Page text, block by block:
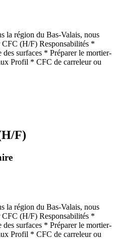
la région du Bas-Valais, nous
CFC (H/F) Responsabilités *
surfaces * Préparer le mortier-
Profil * CFC de carreleur ou
F)
la région du Bas-Valais, nous
CFC (H/F) Responsabilités *
surfaces * Préparer le mortier-
Profil * CFC de carreleur ou